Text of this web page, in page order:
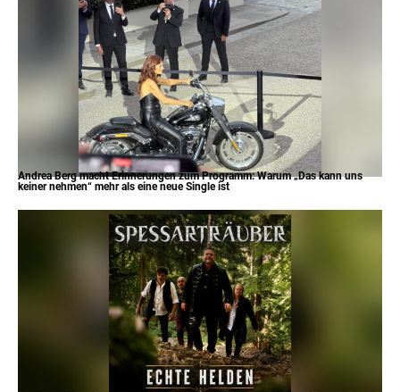
Andrea Berg macht Erinnerungen zum Programm: Warum „Das kann uns
keiner nehmen“ mehr als eine neue Single ist